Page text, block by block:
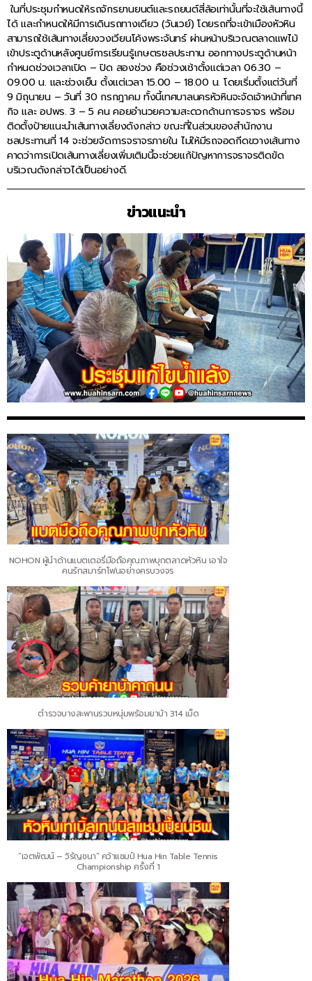
ในที่ประชุมกำหนดให้รถจักรยานยนต์และรถยนต์สี่ล้อเท่านั้นที่จะใช้เส้นทางนี้
ได้ และกำหนดให้มีการเดินรถทางเดียว (วันเวย์) โดยรถที่จะเข้าเมืองหัวหิน
สามารถใช้เส้นทางเลี่ยงวงเวียนโค้งพระจันทร์ ผ่านหน้าบริเวณตลาดแพไม้
เข้าประตูด้านหลังศูนย์การเรียนรู้เกษตรชลประทาน ออกทางประตูด้านหน้า
กำหนดช่วงเวลาเปิด – ปิด สองช่วง คือช่วงเช้าตั้งแต่เวลา 06.30 –
09.00 น. และช่วงเย็น ตั้งแต่เวลา 15.00 – 18.00 น. โดยเริ่มตั้งแต่วันที่
9 มิถุนายน – วันที่ 30 กรกฎาคม ทั้งนี้เทศบาลนครหัวหินจะจัดเจ้าหน้าที่เทศ
กิจ และ อปพร. 3 – 5 คน คอยอำนวยความสะดวกด้านการจราจร พร้อม
ติดตั้งป้ายแนะนำเส้นทางเลี่ยงดังกล่าว ขณะที่ในส่วนของสำนักงาน
ชลประทานที่ 14 จะช่วยจัดการจราจรภายใน ไม่ให้มีรถจอดกีดขวางเส้นทาง
คาดว่าการเปิดเส้นทางเลี่ยงเพิ่มเติมนี้จะช่วยแก้ปัญหาการจราจรติดขัด
บริเวณดังกล่าวได้เป็นอย่างดี.
ข่าวแนะนำ
NOHON ผู้นำด้านแบตเตอรี่มือถือคุณภาพบุกตลาดหัวหิน เอาใจ
คนรักสมาร์ทโฟนอย่างครบวงจร
ตำรวจบางสะพานรวบหนุ่มพร้อมยาบ้า 314 เม็ด
“เจตพัฒน์ – วิรัญชนา” คว้าแชมป์ Hua Hin Table Tennis
Championship ครั้งที่ 1